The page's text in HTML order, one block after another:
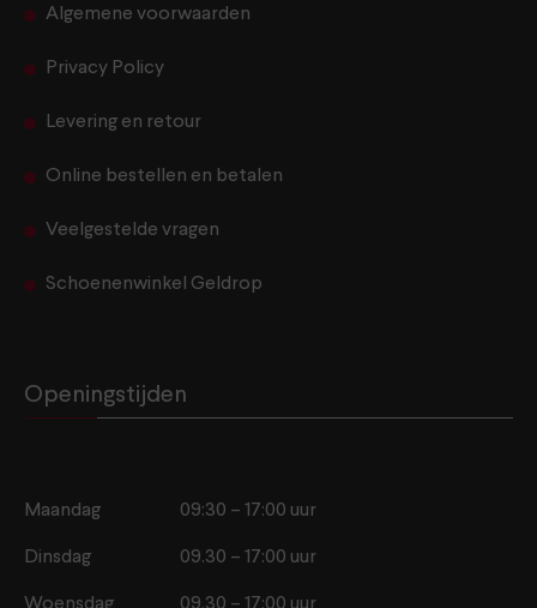
Algemene voorwaarden
Privacy Policy
Levering en retour
Online bestellen en betalen
Veelgestelde vragen
Schoenenwinkel Geldrop
Openingstijden
Maandag 09:30 – 17:00 uur
Dinsdag 09.30 – 17:00 uur